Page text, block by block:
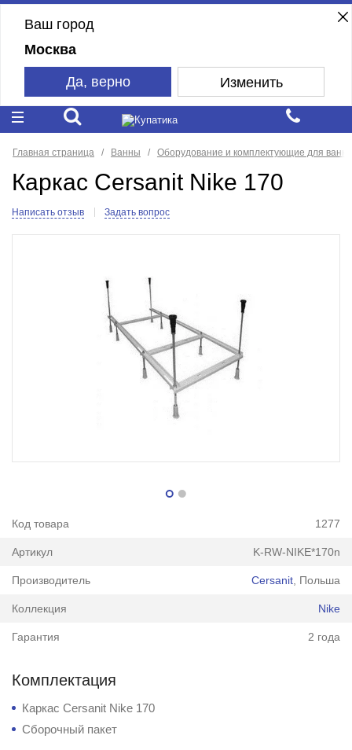
Ваш город
Москва
Да, верно Изменить
Главная страница Ванны Оборудование и комплектующие для ванн
Каркас Cersanit Nike 170
Написать отзыв Задать вопрос
Код товара 1277
Артикул K-RW-NIKE*170n
Производитель Cersanit , Польша
Коллекция Nike
Гарантия 2 года
Комплектация
Каркас Cersanit Nike 170
Сборочный пакет